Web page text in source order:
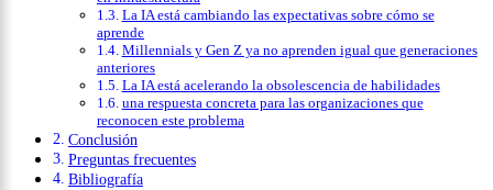
La IA está cambiando las expectativas sobre cómo se
aprende
Millennials y Gen Z ya no aprenden igual que generaciones
anteriores
La IA está acelerando la obsolescencia de habilidades
una respuesta concreta para las organizaciones que
reconocen este problema
Conclusión
Preguntas frecuentes
Bibliografía